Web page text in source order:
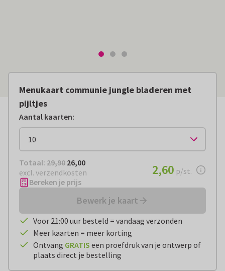
Menukaart communie jungle bladeren met
pijltjes
Aantal kaarten:
Totaal: € 26,00
Totaal: 29,90 26,00
excl. verzendkosten
€ 2,60per stuk
2,60 p/st.
Bereken je prijs
Bewerk je kaart
Voor 21:00 uur besteld = vandaag verzonden
Meer kaarten = meer korting
Ontvang GRATIS een proefdruk van je ontwerp of
plaats direct je bestelling